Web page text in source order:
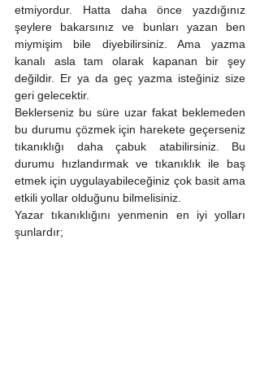
etmiyordur. Hatta daha önce yazdığınız
şeylere bakarsınız ve bunları yazan ben
miymişim bile diyebilirsiniz. Ama yazma
kanalı asla tam olarak kapanan bir şey
değildir. Er ya da geç yazma isteğiniz size
geri gelecektir.
Beklerseniz bu süre uzar fakat beklemeden
bu durumu çözmek için harekete geçerseniz
tıkanıklığı daha çabuk atabilirsiniz. Bu
durumu hızlandırmak ve tıkanıklık ile baş
etmek için uygulayabileceğiniz çok basit ama
etkili yollar olduğunu bilmelisiniz.
Yazar tıkanıklığını yenmenin en iyi yolları
şunlardır;